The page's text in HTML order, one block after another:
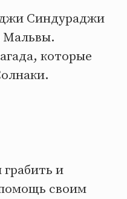
Синдураджи
Мальвы.
которые
и
своим